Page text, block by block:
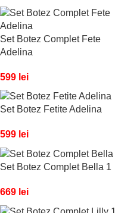
Set Botez Complet Fete
Adelina
599 lei
Set Botez Fetite Adelina
599 lei
Set Botez Complet Bella 1
669 lei